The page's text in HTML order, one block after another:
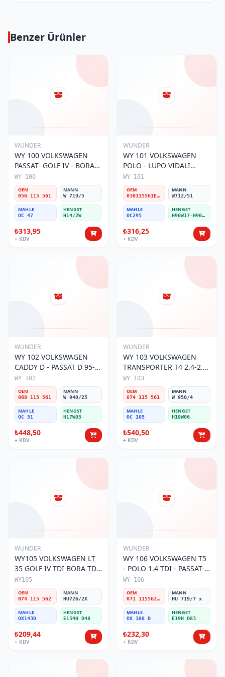
Benzer Ürünler
WUNDER
WY 100 VOLKSWAGEN
PASSAT- GOLF IV - BORA
056 115 561 Yağ Filtresi
WY 100
OEM
056 115 561
MANN
W 719/5
MAHLE
OC 47
HENGST
H14/2W
₺313,95
+ KDV
WUNDER
WY 101 VOLKSWAGEN
POLO - LUPO VIDALI
030115561E Yağ Filtresi
WY 101
OEM
030115561E / 030115561AA / 030115561AB / 030115561AD
MANN
W712/51
MAHLE
OC295
HENGST
H90W17-H90W11
₺316,25
+ KDV
WUNDER
WY 102 VOLKSWAGEN
CADDY D - PASSAT D 95-
01 068 115 561 Yağ
Filtresi
WY 102
OEM
068 115 561
MANN
W 940/25
MAHLE
OC 51
HENGST
H17W05
₺448,50
+ KDV
WUNDER
WY 103 VOLKSWAGEN
TRANSPORTER T4 2.4-2.5
MOTOR 074 115 561 Yağ
Filtresi
WY 103
OEM
074 115 561
MANN
W 950/4
MAHLE
OC 105
HENGST
H19W06
₺540,50
+ KDV
WUNDER
WY105 VOLKSWAGEN LT
35 GOLF IV TDİ BORA TDİ
074 115 562 Yağ Filtresi
WY105
OEM
074 115 562
MANN
HU726/2X
MAHLE
OX143D
HENGST
E154H D48
₺209,44
+ KDV
WUNDER
WY 106 VOLKSWAGEN T5
- POLO 1.4 TDI - PASSAT-
JETTA 03-11 071 115562 A
Yağ Filtresi
WY 106
OEM
071 115562 A
MANN
HU 719/7 x
MAHLE
OX 188 D
HENGST
E19H D83
₺232,30
+ KDV